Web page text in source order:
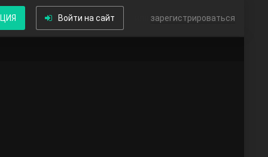
Войти на сайт зарегистрироваться